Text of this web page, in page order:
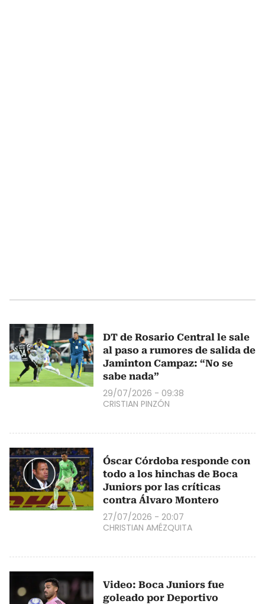
DT de Rosario Central le sale
al paso a rumores de salida de
Jaminton Campaz: “No se
sabe nada”
29/07/2026 - 09:38
CRISTIAN PINZÓN
Óscar Córdoba responde con
todo a los hinchas de Boca
Juniors por las críticas
contra Álvaro Montero
27/07/2026 - 20:07
CHRISTIAN AMÉZQUITA
Video: Boca Juniors fue
goleado por Deportivo